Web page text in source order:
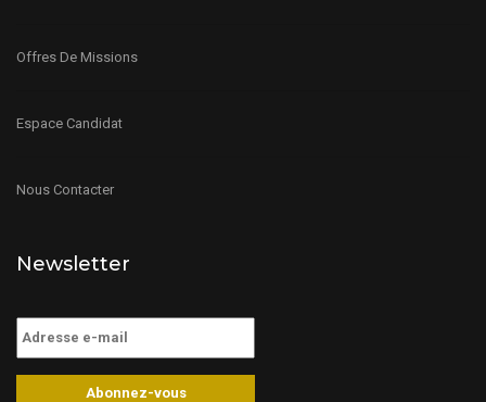
Offres De Missions
Espace Candidat
Nous Contacter
Newsletter